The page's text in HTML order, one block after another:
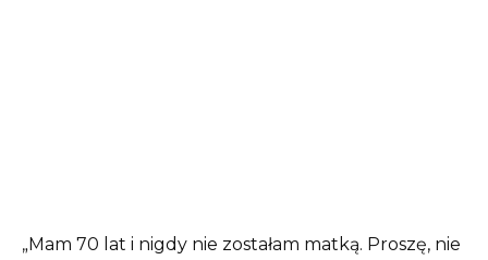
„Mam 70 lat i nigdy nie zostałam matką. Proszę, nie